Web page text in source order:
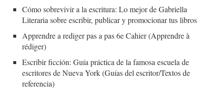
Cómo sobrevivir a la escritura: Lo mejor de Gabriella
Literaria sobre escribir, publicar y promocionar tus libros
Apprendre a rediger pas a pas 6e Cahier (Apprendre à
rédiger)
Escribir ficción: Guía práctica de la famosa escuela de
escritores de Nueva York (Guías del escritor/Textos de
referencia)